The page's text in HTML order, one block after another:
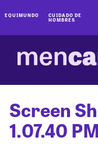
EQUIMUNDO CUIDADO DE
HOMBRES
Screen
1.07.40 PM